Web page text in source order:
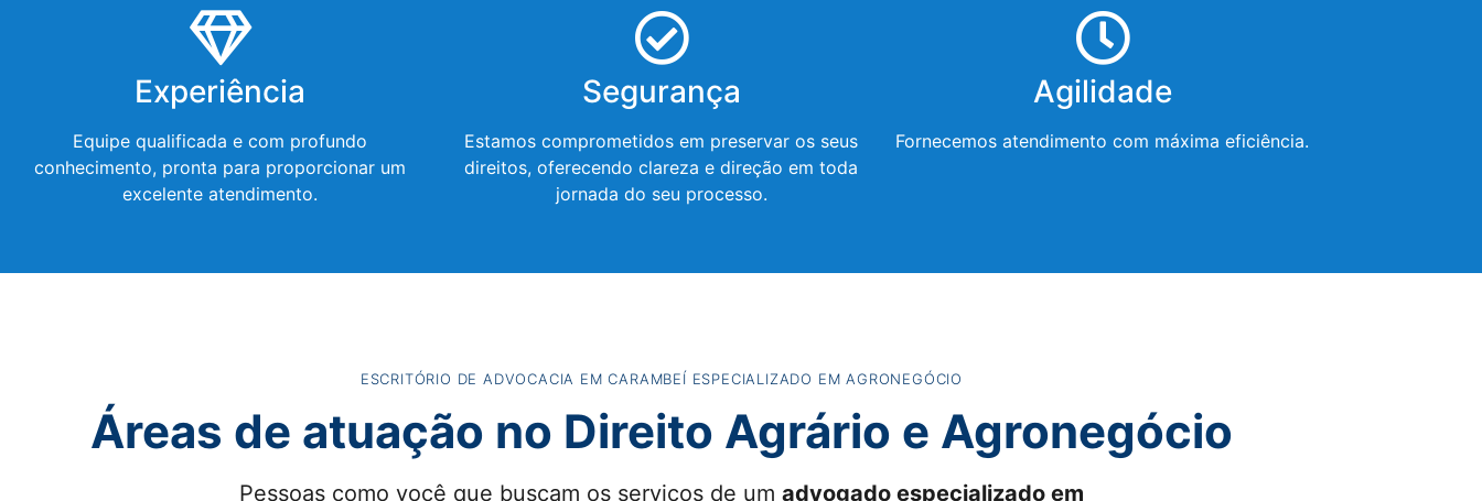
Experiência
Equipe qualificada e com profundo
conhecimento, pronta para proporcionar um
excelente atendimento.
Segurança
Estamos comprometidos em preservar os seus
direitos, oferecendo clareza e direção em toda
jornada do seu processo.
Agilidade
Fornecemos atendimento com máxima eficiência.
ESCRITÓRIO DE ADVOCACIA EM CARAMBEÍ ESPECIALIZADO EM AGRONEGÓCIO
Áreas de atuação no Direito Agrário e Agronegócio
Pessoas como você que buscam os serviços de um advogado especializado em